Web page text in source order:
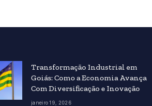
Transformação Industrial em
Goiás: Como a Economia Avança
Com Diversificação e Inovação
janeiro 19, 2026